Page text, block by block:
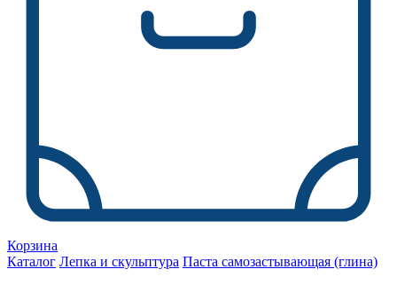
Корзина
Каталог Лепка и скульптура Паста самозастывающая (глина)